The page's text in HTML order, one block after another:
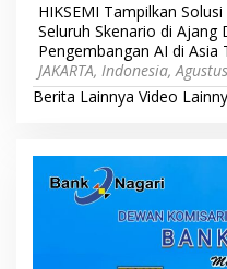
HIKSEMI Tampilkan
Seluruh Skenario di
Pengembangan AI di Asia
JAKARTA, Indonesia,
Berita Lainnya Video